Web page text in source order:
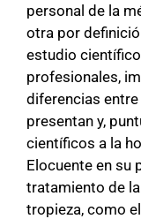
personal de la
otra por
estudio
profesionales,
diferencias
presentan y,
científicos a la
Elocuente en su
tratamiento de
tropieza, como